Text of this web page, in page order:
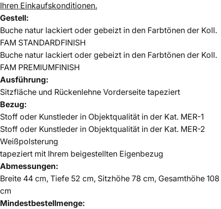
Ihren Einkaufskonditionen.
Gestell:
Buche natur lackiert oder gebeizt in den Farbtönen der Koll.
FAM STANDARDFINISH
Buche natur lackiert oder gebeizt in den Farbtönen der Koll.
FAM PREMIUMFINISH
Ausführung:
Sitzfläche und Rückenlehne Vorderseite tapeziert
Bezug:
Stoff oder Kunstleder in Objektqualität in der Kat. MER-1
Stoff oder Kunstleder in Objektqualität in der Kat. MER-2
Weißpolsterung
tapeziert mit Ihrem beigestellten Eigenbezug
Abmessungen:
Breite 44 cm, Tiefe 52 cm, Sitzhöhe 78 cm, Gesamthöhe 108
cm
Mindestbestellmenge: